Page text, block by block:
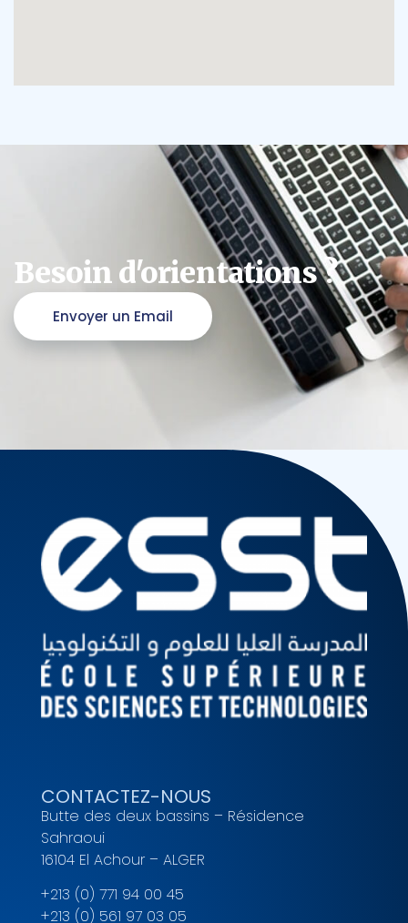
Besoin d'orientations ?
Envoyer un Email
CONTACTEZ-NOUS
Butte des deux bassins – Résidence
Sahraoui
16104 El Achour – ALGER
+213 (0) 771 94 00 45
+213 (0) 561 97 03 05